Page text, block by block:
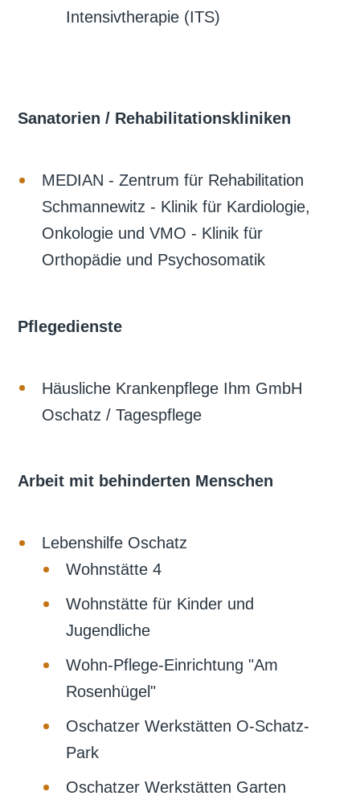
Intensivtherapie (ITS)
Sanatorien / Rehabilitationskliniken
MEDIAN - Zentrum für Rehabilitation
Schmannewitz - Klinik für Kardiologie,
Onkologie und VMO - Klinik für
Orthopädie und Psychosomatik
Pflegedienste
Häusliche Krankenpflege Ihm GmbH
Oschatz / Tagespflege
Arbeit mit behinderten Menschen
Lebenshilfe Oschatz
Wohnstätte 4
Wohnstätte für Kinder und
Jugendliche
Wohn-Pflege-Einrichtung "Am
Rosenhügel"
Oschatzer Werkstätten O-Schatz-
Park
Oschatzer Werkstätten Garten